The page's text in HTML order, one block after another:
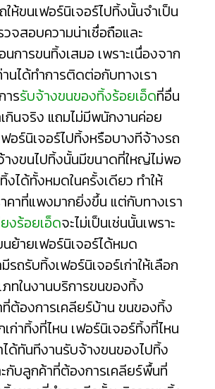
ห้ขนเฟอร์นิเจอร์ไปทิ้งนั้นจำเป็น
จสอบความน่าเชื่อถือและ
นการขนทิ้งเสมอ เพราะเนื่องจาก
นได้ทำการติดต่อกับทางเรา
ารรับจ้างขนของทิ้งร้อยเอ็ดที่อื่น
กินจริง แถมไม่มีพนักงานค่อย
อร์นิเจอร์ไปทิ้งหรือบางทีจ้างรถ
างขนไปทิ้งนั้นมีขนาดที่ใหญ่ไม่พอ
งได้ทั้งหมดในครั้งเดียว ทำให้
คาที่แพงมากยิ่งขึ้น แต่กับทางเรา
งร้อยเอ็ดจะไม่เป็นเช่นนั้นเพราะ
นย้ายเฟอร์นิเจอร์ได้หมด
รถรับทิ้งเฟอร์นิเจอร์เก่าให้เลือก
ภทในงานบริการขนของทิ้ง
ต้องการเคลียร์บ้าน ขนของทิ้ง
ก่าทิ้งที่ไหน เฟอร์นิเจอร์ทิ้งที่ไหน
ด้ทันทีงานรับจ้างขนของไปทิ้ง
ะกับลูกค้าที่ต้องการเคลียร์พื้นที่